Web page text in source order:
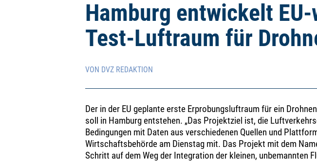
Hamburg entwickelt
Test-Luftraum für
VON DVZ REDAKTION
Der in der EU geplante erste Erprobungsluftraum für ein
soll in Hamburg entstehen. „Das Projektziel ist, die
Bedingungen mit Daten aus verschiedenen Quellen und
Wirtschaftsbehörde am Dienstag mit. Das Projekt mit dem
Schritt auf dem Weg der Integration der kleinen, unbemannten